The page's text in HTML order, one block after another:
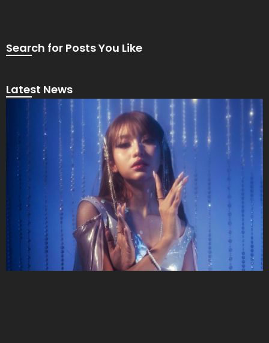
Search for Posts You Like
Latest News